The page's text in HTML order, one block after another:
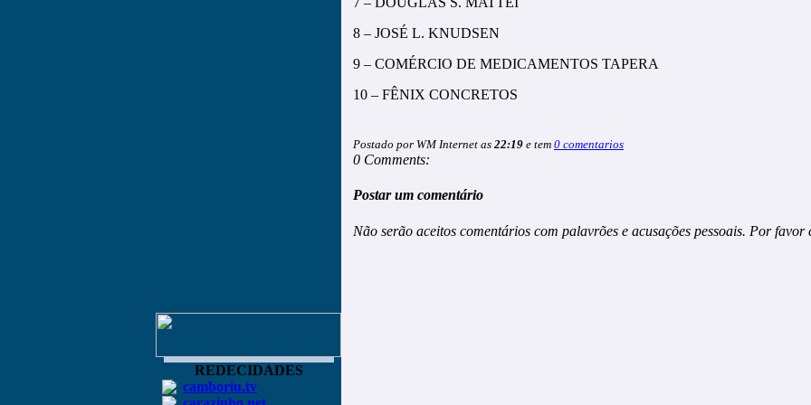
REDECIDADES
camboriu.tv
8 – JOSÉ L. KNUDSEN
9 – COMÉRCIO DE MEDICAMENTOS TAPERA
10 – FÊNIX CONCRETOS
Postado por WM Internet as 22:19 e tem 0 comentarios
0 Comments:
Postar um comentário
Não serão aceitos comentários com palavrões e acusações pessoais. Por favor